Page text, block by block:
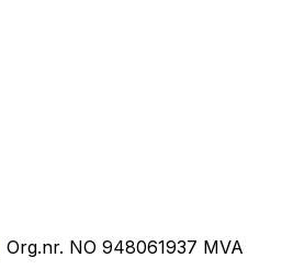
| Org.nr. NO 948061937 MVA